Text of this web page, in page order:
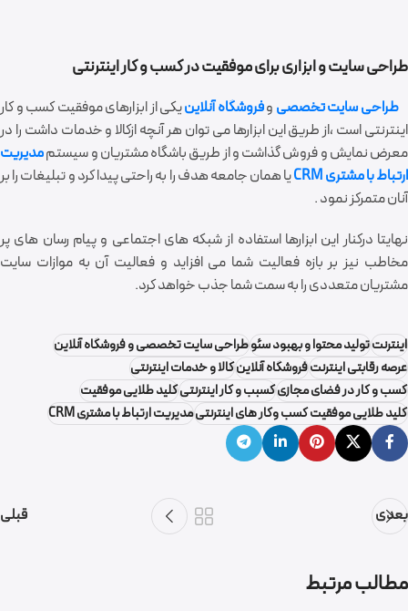
طراحی سایت و ابزاری برای موفقیت در کسب و کار اینترنتی
طراحی سایت تخصصی وفروشگاه آنلاینیکی از ابزارهای موفقیت کسب و کار
اینترنتی است ،از طریق این ابزارها می توان هر آنچه ازکالا و خدمات داشت را در
معرض نمایش و فروش گذاشت و از طریق باشگاه مشتریان و سیستممدیریت
ارتباط با مشتری CRM
یا همان جامعه هدف را به راحتی پیدا کرد و تبلیغات را بر
آنان متمرکز نمود .
نهایتا درکنار این ابزارها استفاده از شبکه های اجتماعی و پیام رسان های پر
مخاطب نیز بر بازه فعالیت شما می افزاید و فعالیت آن به موازات سایت
مشتریان متعددی را به سمت شما جذب خواهد کرد.
اینترنتتولید محتوا و بهبود سئوطراحی سایت تخصصی و فروشگاه آنلاین
عرصه رقابتی اینترنتفروشگاه آنلاینکالا و خدمات اینترنتی
کسب و کار در فضای مجازیکسبب و کار اینترنتیکلید طلایی موفقیت
کلید طلایی موفقیت کسب وکار های اینترنتیمدیریت ارتباط با مشتری CRM
بعدی قبلی
مطالب مرتبط